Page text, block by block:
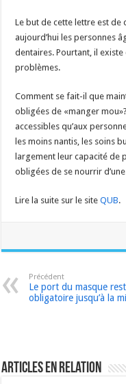
Le but de cette lettre est de
aujourd’hui les personnes
dentaires. Pourtant, il
problèmes.
Comment se fait-il que
obligées de «manger
accessibles qu’aux
les moins nantis, les soins
largement leur capacité de
obligées de se nourrir
Lire la suite sur le siteQUB.
Précédent
Le port du masque
obligatoire jusqu’à la
Articles en relation